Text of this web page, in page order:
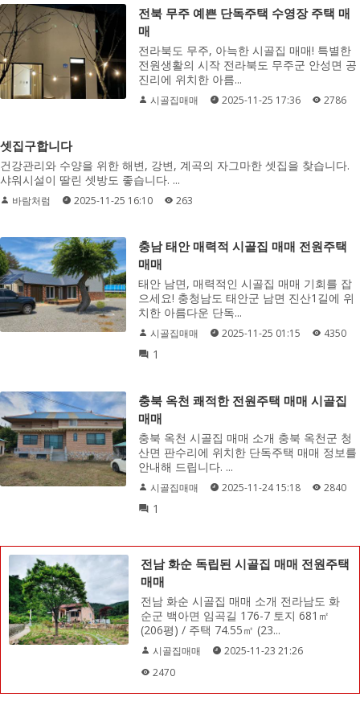
전북 무주 예쁜 단독주택 수영장 주택 매
매
전라북도 무주, 아늑한 시골집 매매! 특별한
전원생활의 시작 전라북도 무주군 안성면 공
진리에 위치한 아름...
시골집매매 2025-11-25 17:36 2786
셋집구합니다
건강관리와 수양을 위한 해변, 강변, 계곡의 자그마한 셋집을 찾습니다.
샤워시설이 딸린 셋방도 좋습니다. ...
바람처럼 2025-11-25 16:10 263
충남 태안 매력적 시골집 매매 전원주택
매매
태안 남면, 매력적인 시골집 매매 기회를 잡
으세요! 충청남도 태안군 남면 진산1길에 위
치한 아름다운 단독...
시골집매매 2025-11-25 01:15 4350
1
충북 옥천 쾌적한 전원주택 매매 시골집
매매
충북 옥천 시골집 매매 소개 충북 옥천군 청
산면 판수리에 위치한 단독주택 매매 정보를
안내해 드립니다. ...
시골집매매 2025-11-24 15:18 2840
1
전남 화순 독립된 시골집 매매 전원주택
매매
전남 화순 시골집 매매 소개 전라남도 화
순군 백아면 임곡길 176-7 토지 681㎡
(206평) / 주택 74.55㎡ (23...
시골집매매
2025-11-23 21:26
2470